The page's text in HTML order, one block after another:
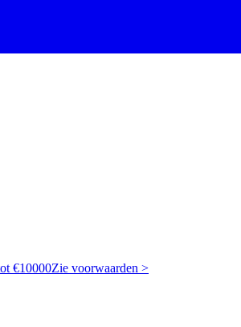
€10000Zie voorwaarden >